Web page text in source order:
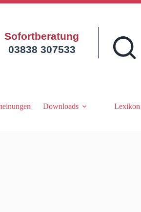
Sofortberatung
03838 307533
Downloads Lexikon